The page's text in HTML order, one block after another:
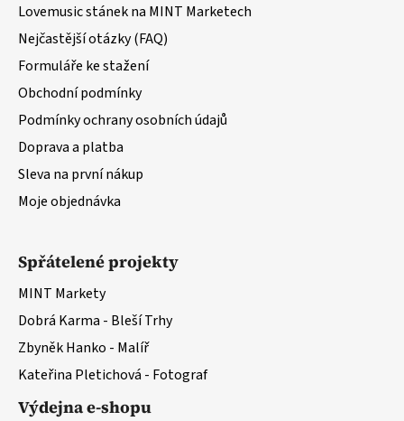
Lovemusic stánek na MINT Marketech
Nejčastější otázky (FAQ)
Formuláře ke stažení
Obchodní podmínky
Podmínky ochrany osobních údajů
Doprava a platba
Sleva na první nákup
Moje objednávka
Spřátelené projekty
MINT Markety
Dobrá Karma - Bleší Trhy
Zbyněk Hanko - Malíř
Kateřina Pletichová - Fotograf
Výdejna e-shopu